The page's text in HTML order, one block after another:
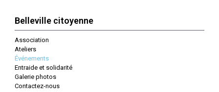
Belleville citoyenne
Association
Ateliers
Événements
Entraide et solidarité
Galerie photos
Contactez-nous